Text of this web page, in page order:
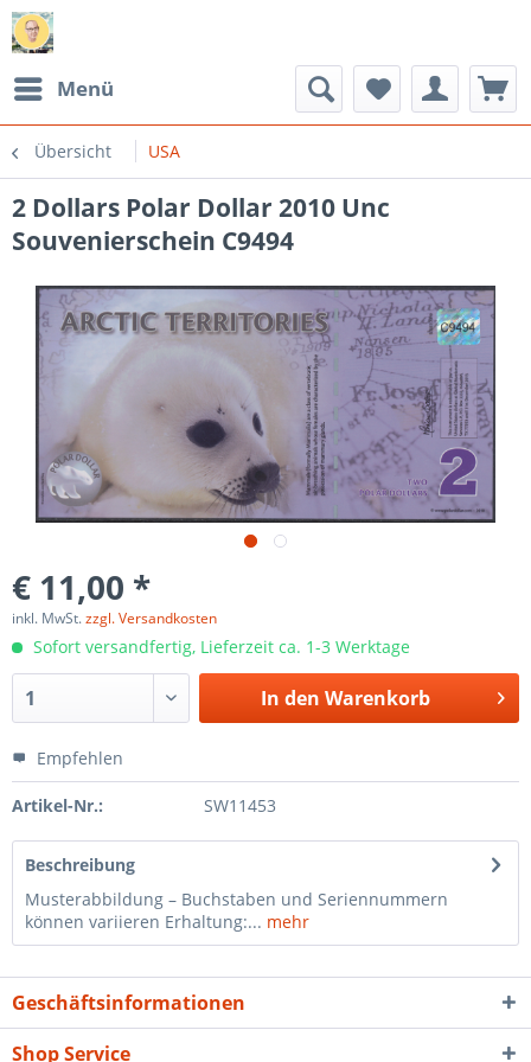
Menü
Übersicht USA
2 Dollars Polar Dollar 2010 Unc
Souvenierschein C9494
€ 11,00 *
inkl. MwSt.zzgl. Versandkosten
Sofort versandfertig, Lieferzeit ca. 1-3 Werktage
In den Warenkorb
Empfehlen
Artikel-Nr.: SW11453
Beschreibung
Musterabbildung – Buchstaben und Seriennummern
können variieren Erhaltung:... mehr
Geschäftsinformationen
Shop Service